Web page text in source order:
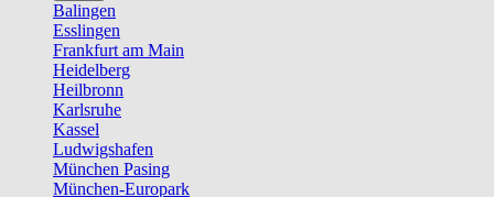
Balingen
Esslingen
Frankfurt am Main
Heidelberg
Heilbronn
Karlsruhe
Kassel
Ludwigshafen
München Pasing
München-Europark